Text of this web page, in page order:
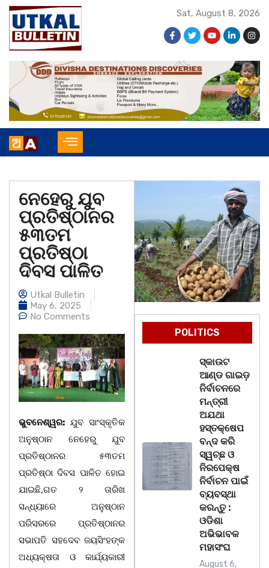
Sat, August 8, 2026
ନେହେରୁ ଯୁବ
ପ୍ରତିଷ୍ଠାନର
୫୩ତମ
ପ୍ରତିଷ୍ଠା
ଦିବସ ପାଳିତ
Utkal Bulletin
May 6, 2025
No Comments
ଭୁବନେଶ୍ୱର: ଯୁବ ସାଂସ୍କୃତିକ
ଅନୁଷ୍ଠାନ ନେହେରୁ ଯୁବ
ପ୍ରତିଷ୍ଠାନର ୫୩ତମ
ପ୍ରତିଷ୍ଠା ଦିବସ ପାଳିତ ହୋଇ
ଯାଇଛି,ଗତ ୨ ତାରିଖ
ସନ୍ଧ୍ୟାରେ ଅନୁଷ୍ଠାନ
ପରିସରରେ ପ୍ରତିଷ୍ଠାନର
ସଭାପତି ସହଦେବ ଜୟସିଂହଙ୍କ
ଅଧ୍ୟକ୍ଷତା ଓ କାର୍ଯ୍ୟକାରୀ
POLITICS
ସ୍କାଉଟ
ଆଣ୍ଡ ଗାଇଡ଼
ନିର୍ବାଚନରେ
ମନ୍ତ୍ରୀ
ଅଯଥା
ହସ୍ତକ୍ଷେପ
ବନ୍ଦ କରି
ସ୍ୱଚ୍ଛ ଓ
ନିରପେକ୍ଷ
ନିର୍ବାଚନ ପାଇଁ
ବ୍ୟବସ୍ଥା
କରନ୍ତୁ :
ଓଡିଶା
ଅଭିଭାବକ
ମହାସଂଘ
August 6,